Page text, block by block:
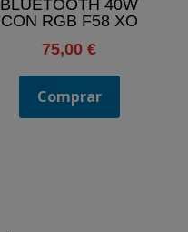
BLUETOOTH 40W
CON RGB F58 XO
75,00€
Comprar